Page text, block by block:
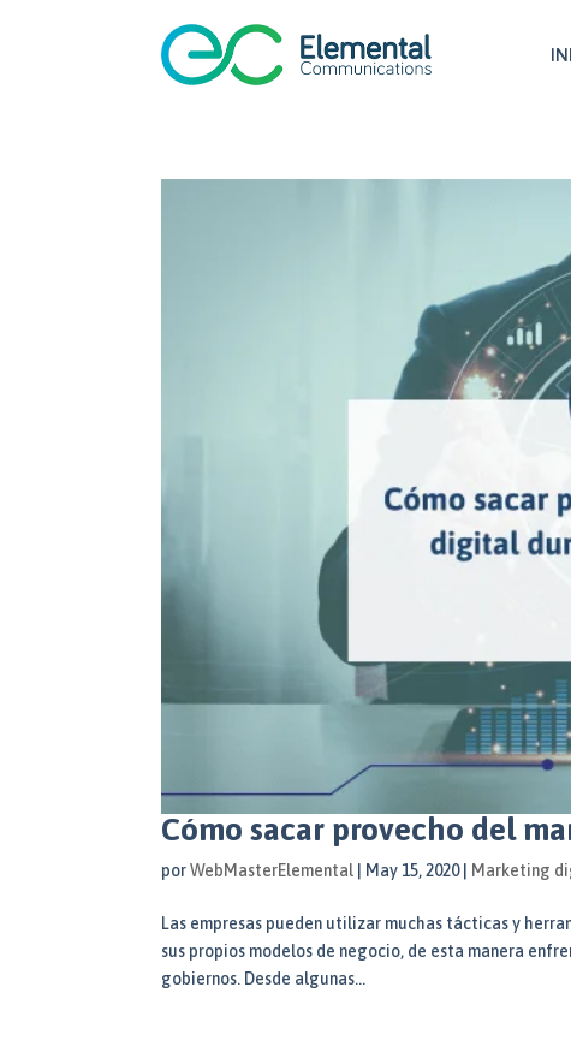
Cómo sacar provecho del
porWebMasterElemental May 15, 2020| Marketing
Las empresas pueden utilizar muchas tácticas y
sus propios modelos de negocio, de esta manera
gobiernos. Desde algunas...